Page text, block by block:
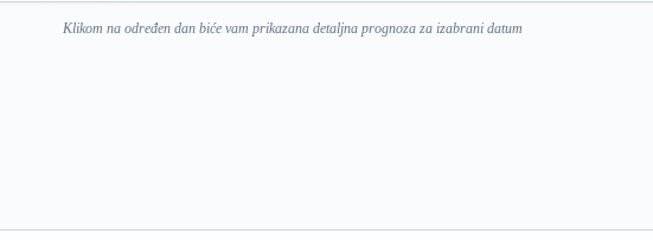
Klikom na određen dan biće vam prikazana detaljna prognoza za izabrani datum